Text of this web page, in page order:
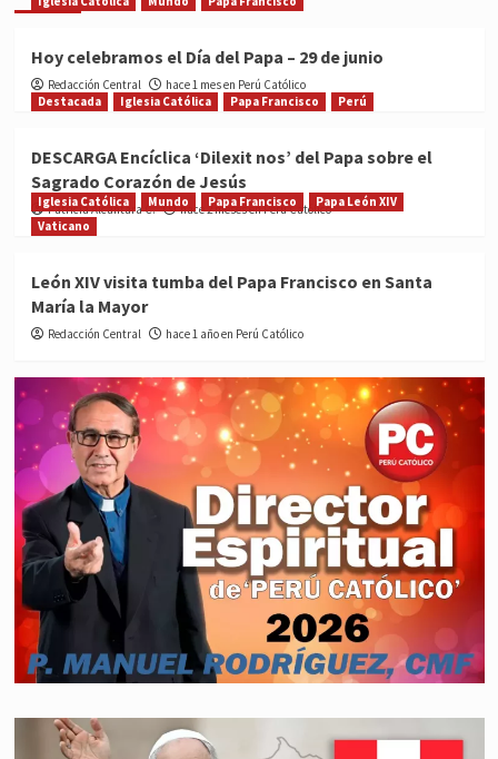
Hoy celebramos el Día del Papa – 29 de junio
Redacción Central
hace 1 mes en Perú Católico
Destacada
Iglesia Católica Papa Francisco Perú
DESCARGA Encíclica ‘Dilexit nos’ del Papa sobre el
Sagrado Corazón de Jesús
Patricia Alcántara C. hace 2 meses en Perú Católico
Iglesia Católica Mundo Papa Francisco
Papa León XIV
Vaticano
León XIV visita tumba del Papa Francisco en Santa
María la Mayor
Redacción Central hace 1 año en Perú Católico